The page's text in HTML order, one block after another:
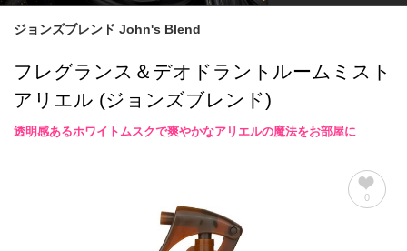
ジョンズブレンド John's Blend
フレグランス＆デオドラントルームミスト
アリエル (ジョンズブレンド)
透明感あるホワイトムスクで爽やかなアリエルの魔法をお部屋に
0